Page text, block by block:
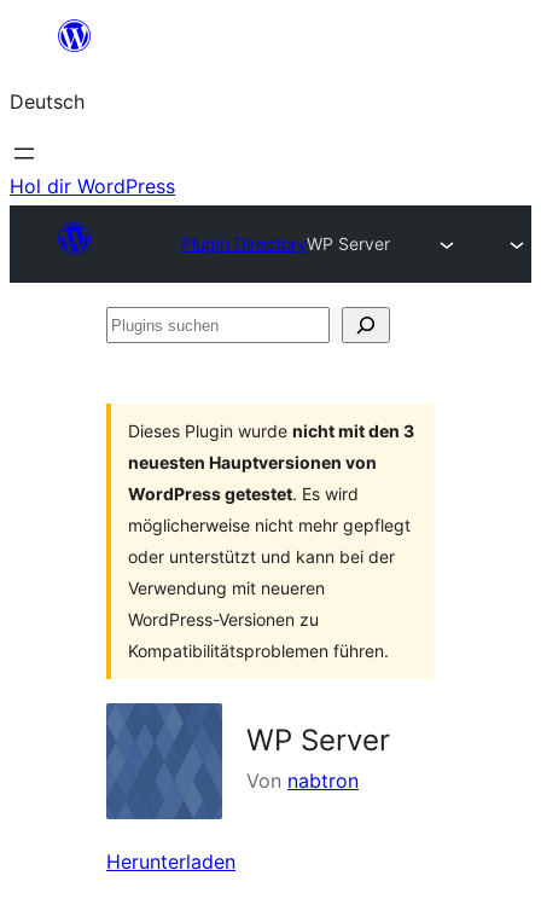
springen
Deutsch
Hol dir WordPress
Plugin DirectoryWP Server
Plugins
Dieses Plugin wurde nicht mit den 3
neuesten Hauptversionen von
WordPress getestet. Es wird
möglicherweise nicht mehr gepflegt
oder unterstützt und kann bei der
Verwendung mit neueren
WordPress-Versionen zu
Kompatibilitätsproblemen führen.
WP Server
Von nabtron
Herunterladen